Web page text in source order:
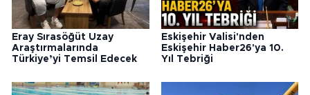
Eray Sırasöğüt Uzay
Araştırmalarında
Türkiye’yi Temsil Edecek
Eskişehir Valisi'nden
Eskişehir Haber26'ya 10.
Yıl Tebriği